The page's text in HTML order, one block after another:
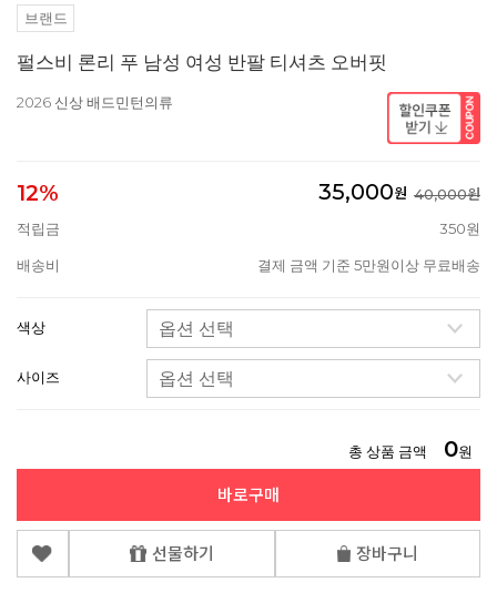
브랜드
펄스비 론리 푸 남성 여성 반팔 티셔츠 오버핏
2026 신상 배드민턴의류
12% 35,000원 40,000원
적립금
350원
배송비 결제 금액 기준 5만원이상 무료배송
색상
사이즈
총 상품 금액 0원
바로구매
선물하기 장바구니